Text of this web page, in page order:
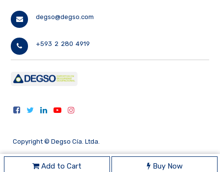
Add to Cart Buy Now
degso@degso.com
+593 2 280 4919
Copyright © Degso Cía. Ltda.